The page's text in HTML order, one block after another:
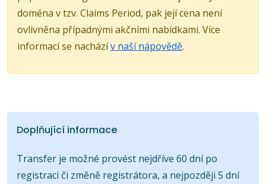
doména v tzv. Claims Period, pak její cena není
ovlivněna případnými akčními nabídkami. Více
informací se nacházív naší nápovědě.
Doplňující informace
Transfer je možné provést nejdříve 60 dní po
registraci či změně registrátora, a nejpozději 5 dní